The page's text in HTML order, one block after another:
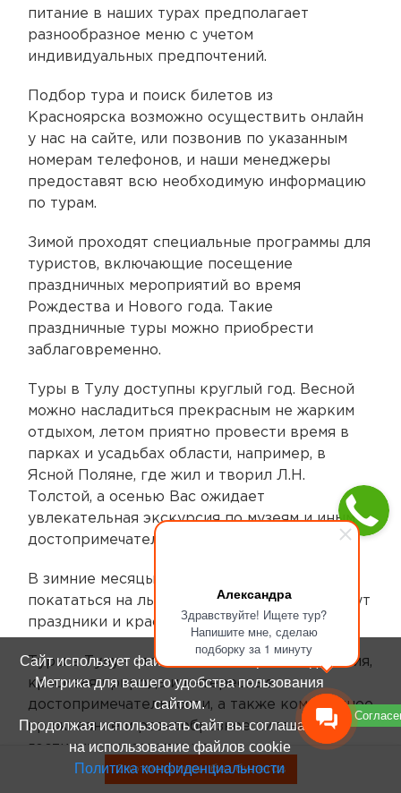
Александра
Здравствуйте! Ищете тур?
Напишите мне, сделаю
подборку за 1 минуту
питание в наших турах предполагает
разнообразное меню с учетом
индивидуальных предпочтений.
Подбор тура и поиск билетов из
Красноярска возможно осуществить онлайн
у нас на сайте, или позвонив по указанным
номерам телефонов, и наши менеджеры
предоставят всю необходимую информацию
по турам.
Зимой проходят специальные программы для
туристов, включающие посещение
праздничных мероприятий во время
Рождества и Нового года. Такие
праздничные туры можно приобрести
заблаговременно.
Туры в Тулу доступны круглый год. Весной
можно насладиться прекрасным не жарким
отдыхом, летом приятно провести время в
парках и усадьбах области, например, в
Ясной Поляне, где жил и творил Л.Н.
Толстой, а осенью Вас ожидает
увлекательная экскурсия по музеям и иным
достопримечательностям Тулы.
В зимние месяцы можно посетить катки или
покататься на лыжах, а в Новый год Вас ждут
праздники и красочные мероприятия.
Туры в Тулу - это незабываемые впечатления,
красивая природа и интересные
достопримечательности, а также комфортное
проживание и разнообразное питание в
гостиницах и санаториях.
Смотреть туры без билетов
Сайт использует файлы cookie и сервис Яндекс
Метрика для вашего удобства пользования
сайтом.
Продолжая использовать сайт вы соглашаетесь
на использование файлов cookie
Политика конфиденциальности